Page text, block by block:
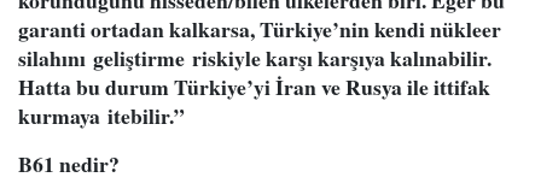
garanti ortadan kalkarsa, Türkiye’nin kendi nükleer
silahını geliştirme riskiyle karşı karşıya kalınabilir.
Hatta bu durum Türkiye’yi İran ve Rusya ile ittifak
kurmaya itebilir.”
B61 nedir?